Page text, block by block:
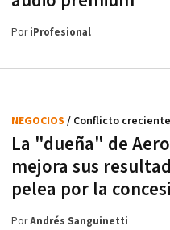
PoriProfesional
La "dueña" de
mejora sus
pelea por la
NEGOCIOS / Conflicto creciente
PorAndrés Sanguinetti